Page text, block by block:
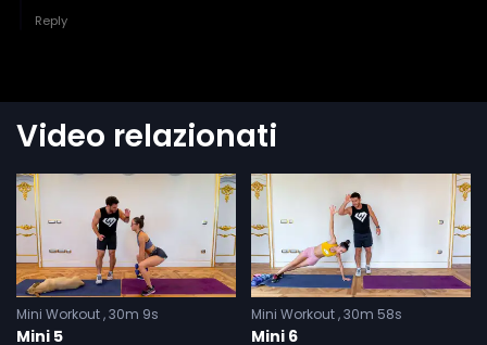
Video relazionati
Mini Workout 30m 9s
Mini 5
Mini Workout 30m 58s
Mini 6